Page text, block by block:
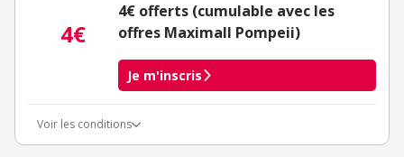
4€
4€ offerts (cumulable avec les
offres Maximall Pompeii)
Je m'inscris
Voir les conditions